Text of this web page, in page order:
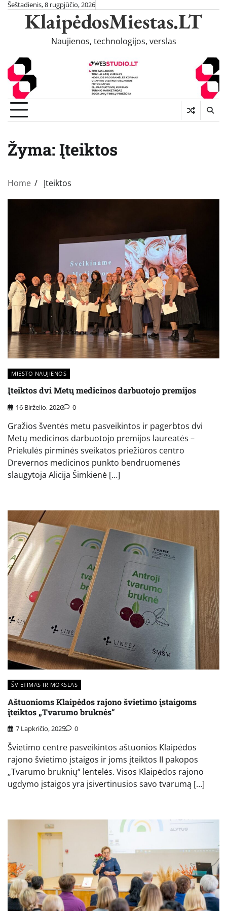
Skip
content
Šeštadienis, 8 rugpjūčio, 2026
KlaipėdosMiestas.LT
Naujienos, technologijos, verslas
Žyma: Įteiktos
Home Įteiktos
MIESTO NAUJIENOS
Įteiktos dvi Metų medicinos darbuotojo premijos
16 Birželio, 2026 0
Gražios šventės metu pasveikintos ir pagerbtos dvi
Metų medicinos darbuotojo premijos laureatės –
Priekulės pirminės sveikatos priežiūros centro
Drevernos medicinos punkto bendruomenės
slaugytoja Alicija Šimkienė […]
ŠVIETIMAS IR MOKSLAS
Aštuonioms Klaipėdos rajono švietimo įstaigoms
įteiktos „Tvarumo bruknės“
7 Lapkričio, 2025 0
Švietimo centre pasveikintos aštuonios Klaipėdos
rajono švietimo įstaigos ir joms įteiktos II pakopos
„Tvarumo bruknių“ lentelės. Visos Klaipėdos rajono
ugdymo įstaigos yra įsivertinusios savo tvarumą […]